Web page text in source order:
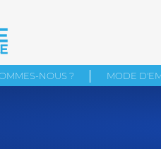
NOUS ? MODE